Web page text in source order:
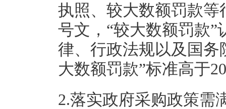
执照、较大数额罚款等
号文，“较大数额罚款”
律、行政法规以及国务
大数额罚款”标准高于
2.落实政府采购政策需